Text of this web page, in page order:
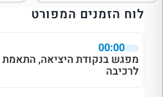
לוח הזמנים המפורט
00:00
מפגש בנקודת היציאה, התאמת
לרכיבה